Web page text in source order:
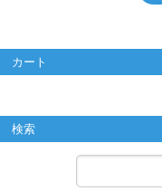
カート
検索